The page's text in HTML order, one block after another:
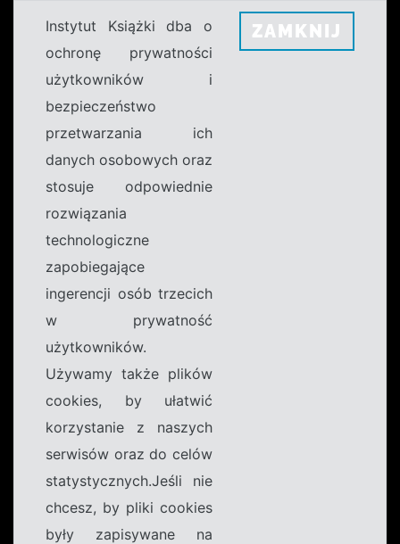
Instytut Książki dba o
ochronę prywatności
użytkowników i
bezpieczeństwo
przetwarzania ich
danych osobowych oraz
stosuje odpowiednie
rozwiązania
technologiczne
zapobiegające
ingerencji osób trzecich
w prywatność
użytkowników.
Używamy także plików
cookies, by ułatwić
korzystanie z naszych
serwisów oraz do celów
statystycznych.Jeśli nie
chcesz, by pliki cookies
były zapisywane na
ZAMKNIJ